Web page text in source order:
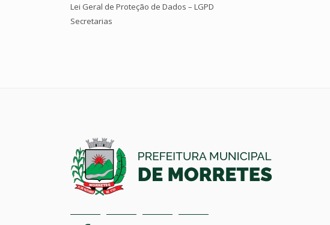
Lei Geral de Proteção de Dados – LGPD
Secretarias